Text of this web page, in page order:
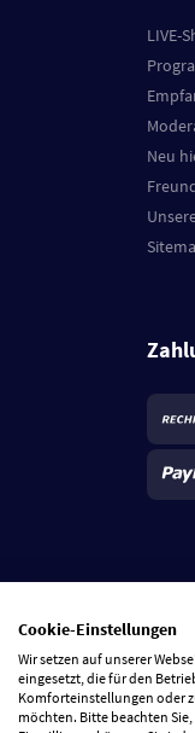
LIVE-
Neu
Cookie-Einstellungen
Wir setzen auf unserer
eingesetzt, die für den
Komforteinstellungen oder
möchten. Bitte beachten